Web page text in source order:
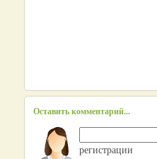
Оставить комментарий...
регистрации